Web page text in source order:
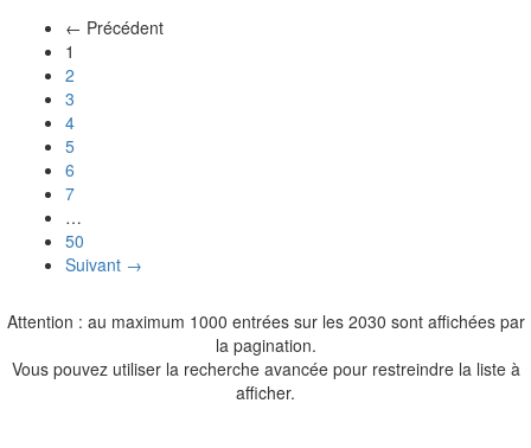
← Précédent
1
2
3
4
5
6
7
…
50
Suivant →
Attention : au maximum 1000 entrées sur les 2030 sont affichées par
la pagination.
Vous pouvez utiliser la recherche avancée pour restreindre la liste à
afficher.